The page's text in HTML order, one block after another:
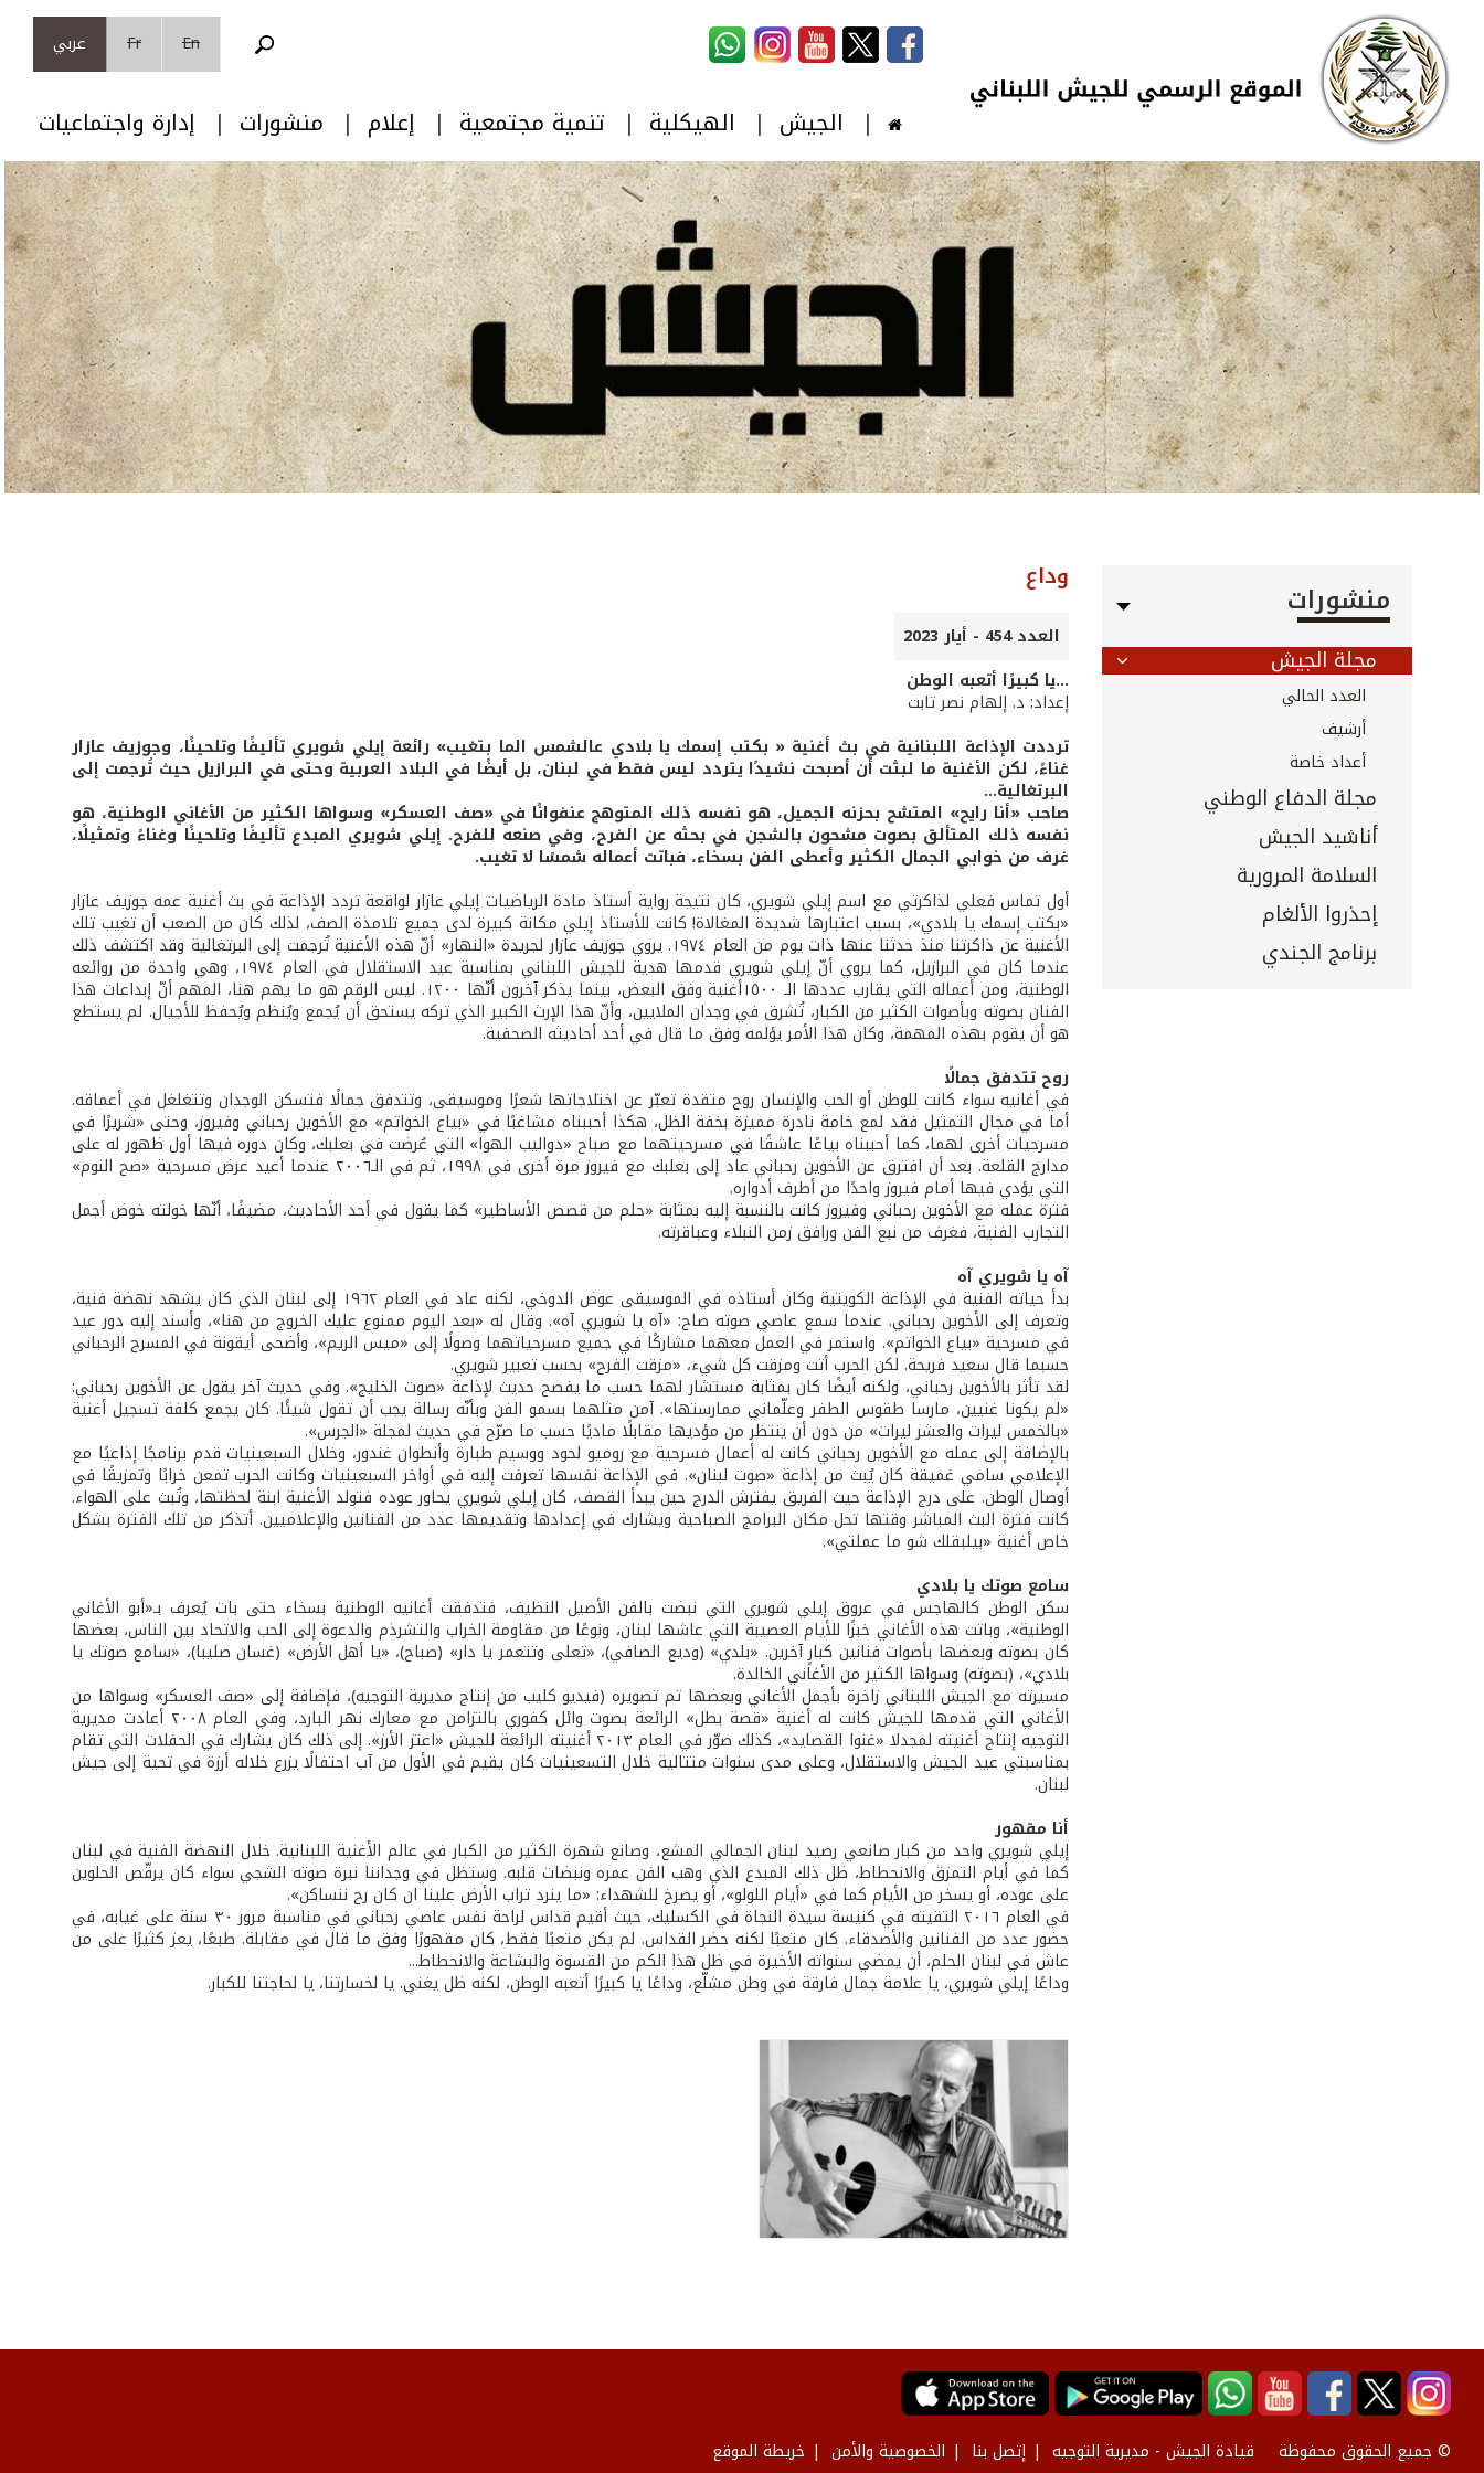
تجاوز إلى المحتوى الرئيسي
Skip to navigation
En
Fr عربي
الجيش الهيكلية تنمية مجتمعية إعلام منشورات إدارة واجتماعيات
منشورات
مجلة الجيش
العدد الحالي
أرشيف
أعداد خاصة
مجلة الدفاع الوطني
أناشيد الجيش
السلامة المرورية
إحذروا الألغام
برنامج الجندي
وداع
العدد 454 - أيار 2023
...يا كبيرًا أتعبه الوطن
إعداد: د. إلهام نصر تابت
ترددت الإذاعة اللبنانية في بث أغنية « بكتب إسمك يا بلادي عالشمس الما بتغيب» رائعة إيلي شويري تأليفًا وتلحينًا، وجوزيف عازار
غناءً، لكن الأغنية ما لبثت أن أصبحت نشيدًا يتردد ليس فقط في لبنان، بل أيضًا في البلاد العربية وحتى في البرازيل حيث تُرجمت إلى
البرتغالية...
صاحب «أنا رايح» المتشح بحزنه الجميل، هو نفسه ذلك المتوهج عنفوانًا في «صف العسكر» وسواها الكثير من الأغاني الوطنية، هو
نفسه ذلك المتألق بصوت مشحون بالشجن في بحثه عن الفرح، وفي صنعه للفرح. إيلي شويري المبدع تأليفًا وتلحينًا وغناءً وتمثيلًا،
غرف من خوابي الجمال الكثير وأعطى الفن بسخاء، فباتت أعماله شمسًا لا تغيب.
أول تماس فعلي لذاكرتي مع اسم إيلي شويري، كان نتيجة رواية أستاذ مادة الرياضيات إيلي عازار لواقعة تردد الإذاعة في بث أغنية عمه جوزيف عازار
«بكتب إسمك يا بلادي»، بسبب اعتبارها شديدة المغالاة! كانت للأستاذ إيلي مكانة كبيرة لدى جميع تلامذة الصف، لذلك كان من الصعب أن تغيب تلك
الأغنية عن ذاكرتنا منذ حدثنا عنها ذات يوم من العام ١٩٧٤. يروي جوزيف عازار لجريدة «النهار» أنّ هذه الأغنية تُرجمت إلى البرتغالية وقد اكتشف ذلك
عندما كان في البرازيل، كما يروي أنّ إيلي شويري قدمها هدية للجيش اللبناني بمناسبة عيد الاستقلال في العام ١٩٧٤، وهي واحدة من روائعه
الوطنية، ومن أعماله التي يقارب عددها الـ ١٥٠٠أغنية وفق البعض، بينما يذكر آخرون أنّها ١٢٠٠. ليس الرقم هو ما يهم هنا، المهم أنّ إبداعات هذا
الفنان بصوته وبأصوات الكثير من الكبار، تُشرق في وجدان الملايين، وأنّ هذا الإرث الكبير الذي تركه يستحق أن يُجمع ويُنظم ويُحفظ للأجيال. لم يستطع
هو أن يقوم بهذه المهمة، وكان هذا الأمر يؤلمه وفق ما قال في أحد أحاديثه الصحفية.
روح تتدفق جمالًا
في أغانيه سواء كانت للوطن أو الحب والإنسان روح متقدة تعبّر عن اختلاجاتها شعرًا وموسيقى، وتتدفق جمالًا فتسكن الوجدان وتتغلغل في أعماقه.
أما في مجال التمثيل فقد لمع خامة نادرة مميزة بخفة الظل، هكذا أحببناه مشاغبًا في «بياع الخواتم» مع الأخوين رحباني وفيروز، وحتى «شريرًا في
مسرحيات أخرى لهما، كما أحببناه بياعًا عاشقًا في مسرحيتهما مع صباح «دواليب الهوا» التي عُرضت في بعلبك، وكان دوره فيها أول ظهور له على
مدارج القلعة. بعد أن افترق عن الأخوين رحباني عاد إلى بعلبك مع فيروز مرة أخرى في ١٩٩٨، ثم في الـ٢٠٠٦ عندما أعيد عرض مسرحية «صح النوم»
التي يؤدي فيها أمام فيروز واحدًا من أطرف أدواره.
فترة عمله مع الأخوين رحباني وفيروز كانت بالنسبة إليه بمثابة «حلم من قصص الأساطير» كما يقول في أحد الأحاديث، مضيفًا، أنّها خولته خوض أجمل
التجارب الفنية، فغرف من نبع الفن ورافق زمن النبلاء وعباقرته.
آه يا شويري آه
بدأ حياته الفنية في الإذاعة الكويتية وكان أستاذه في الموسيقى عوض الدوخي، لكنه عاد في العام ١٩٦٢ إلى لبنان الذي كان يشهد نهضة فنية،
وتعرف إلى الأخوين رحباني. عندما سمع عاصي صوته صاح: «آه يا شويري آه». وقال له «بعد اليوم ممنوع عليك الخروج من هنا»، وأسند إليه دور عيد
في مسرحية «بياع الخواتم». واستمر في العمل معهما مشاركًا في جميع مسرحياتهما وصولًا إلى «ميس الريم»، وأضحى أيقونة في المسرح الرحباني
حسبما قال سعيد فريحة. لكن الحرب أتت ومزقت كل شيء، «مزقت الفرح» بحسب تعبير شويري.
لقد تأثر بالأخوين رحباني، ولكنه أيضًا كان بمثابة مستشار لهما حسب ما يفصح حديث لإذاعة «صوت الخليج». وفي حديث آخر يقول عن الأخوين رحباني:
«لم يكونا غنيين، مارسا طقوس الطفر وعلّماني ممارستها». آمن مثلهما بسمو الفن وبأنّه رسالة يجب أن تقول شيئًا. كان يجمع كلفة تسجيل أغنية
«بالخمس ليرات والعشر ليرات» من دون أن ينتظر من مؤديها مقابلًا ماديًا حسب ما صرّح في حديث لمجلة «الجرس».
بالإضافة إلى عمله مع الأخوين رحباني كانت له أعمال مسرحية مع روميو لحود ووسيم طبارة وأنطوان غندور، وخلال السبعينيات قدم برنامجًا إذاعيًا مع
الإعلامي سامي غميقة كان يُبث من إذاعة «صوت لبنان». في الإذاعة نفسها تعرفت إليه في أواخر السبعينيات وكانت الحرب تمعن خرابًا وتمزيقًا في
أوصال الوطن. على درج الإذاعة حيث الفريق يفترش الدرج حين يبدأ القصف، كان إيلي شويري يحاور عوده فتولد الأغنية ابنة لحظتها، وتُبث على الهواء.
كانت فترة البث المباشر وقتها تحل مكان البرامج الصباحية ويشارك في إعدادها وتقديمها عدد من الفنانين والإعلاميين. أتذكر من تلك الفترة بشكل
خاص أغنية «بيلبقلك شو ما عملتي».
سامع صوتك يا بلادي
سكن الوطن كالهاجس في عروق إيلي شويري التي نبضت بالفن الأصيل النظيف، فتدفقت أغانيه الوطنية بسخاء حتى بات يُعرف بـ«أبو الأغاني
الوطنية»، وباتت هذه الأغاني خبزًا للأيام العصيبة التي عاشها لبنان، ونوعًا من مقاومة الخراب والتشرذم والدعوة إلى الحب والاتحاد بين الناس، بعضها
كان بصوته وبعضها بأصوات فنانين كبارٍ آخرين. «بلدي» (وديع الصافي)، «تعلى وتتعمر يا دار» (صباح)، «يا أهل الأرض» (غسان صليبا)، «سامع صوتك يا
بلادي»، (بصوته) وسواها الكثير من الأغاني الخالدة.
مسيرته مع الجيش اللبناني زاخرة بأجمل الأغاني وبعضها تم تصويره (فيديو كليب من إنتاج مديرية التوجيه)، فإضافة إلى «صف العسكر» وسواها من
الأغاني التي قدمها للجيش كانت له أغنية «قصة بطل» الرائعة بصوت وائل كفوري بالتزامن مع معارك نهر البارد، وفي العام ٢٠٠٨ أعادت مديرية
التوجيه إنتاج أغنيته لمجدلا «غنوا القصايد»، كذلك صوّر في العام ٢٠١٣ أغنيته الرائعة للجيش «اعتز الأرز». إلى ذلك كان يشارك في الحفلات التي تقام
بمناسبتي عيد الجيش والاستقلال، وعلى مدى سنوات متتالية خلال التسعينيات كان يقيم في الأول من آب احتفالًا يزرع خلاله أرزة في تحية إلى جيش
لبنان.
أنا مقهور
إيلي شويري واحد من كبار صانعي رصيد لبنان الجمالي المشع، وصانع شهرة الكثير من الكبار في عالم الأغنية اللبنانية. خلال النهضة الفنية في لبنان
كما في أيام التمزق والانحطاط، ظل ذلك المبدع الذي وهب الفن عمره ونبضات قلبه. وستظل في وجداننا نبرة صوته الشجي سواء كان يرقّص الحلوين
على عوده، أو يسخر من الأيام كما في «أيام اللولو»، أو يصرخ للشهداء: «ما ينرد تراب الأرض علينا ان كان رح ننساكن».
في العام ٢٠١٦ التقيته في كنيسة سيدة النجاة في الكسليك، حيث أقيم قداس لراحة نفس عاصي رحباني في مناسبة مرور ٣٠ سنة على غيابه، في
حضور عدد من الفنانين والأصدقاء. كان متعبًا لكنه حضر القداس. لم يكن متعبًا فقط، كان مقهورًا وفق ما قال في مقابلة. طبعًا، يعز كثيرًا على من
عاش في لبنان الحلم، أن يمضي سنواته الأخيرة في ظل هذا الكم من القسوة والبشاعة والانحطاط...
وداعًا إيلي شويري، يا علامة جمال فارقة في وطن مشلّع، وداعًا يا كبيرًا أتعبه الوطن، لكنه ظل يغني. يا لخسارتنا، يا لحاجتنا للكبار.
© جميع الحقوق محفوظة قيادة الجيش - مديرية التوجيه إتصل بنا الخصوصية والأمن خريطة الموقع